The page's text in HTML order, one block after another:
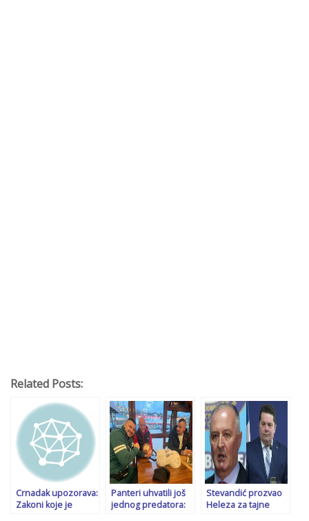
Related Posts:
Crnadak upozorava:
Zakoni koje je
Panteri uhvatili još
jednog predatora:
Stevandić prozvao
Heleza za tajne